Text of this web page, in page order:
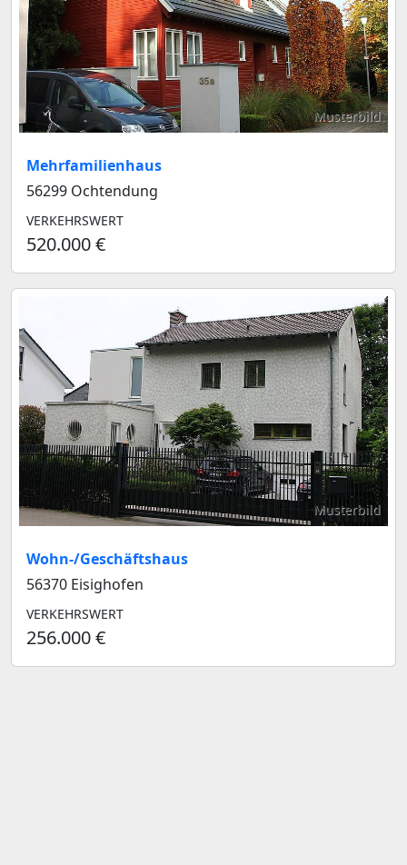
Musterbild
Mehrfamilienhaus
56299 Ochtendung
VERKEHRSWERT
520.000 €
Musterbild
Wohn-/Geschäftshaus
56370 Eisighofen
VERKEHRSWERT
256.000 €